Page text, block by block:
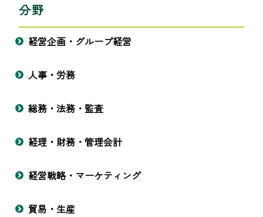
分野
経営企画・グループ経営
人事・労務
総務・法務・監査
経理・財務・管理会計
経営戦略・マーケティング
貿易・生産